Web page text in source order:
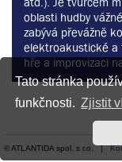
Tato stránka
funkčnosti. Zjistit
oblasti hudby
zabývá převážně
elektroakustické a
hře a improvizaci
© ATLANTIDA spol. s r.o. |